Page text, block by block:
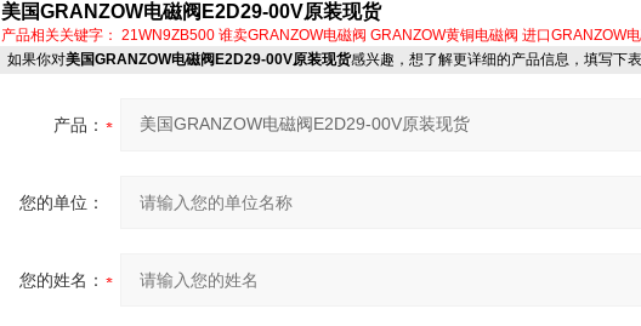
美国GRANZOW电磁阀E2D29-00V原装现货
产品相关关键字： 21WN9ZB500 谁卖GRANZOW电磁阀 GRANZOW黄铜电磁阀 进口GRANZOW
如果你对美国GRANZOW电磁阀E2D29-00V原装现货感兴趣，想了解更详细的产品信息，填写下
产品：
您的单位：
您的姓名：